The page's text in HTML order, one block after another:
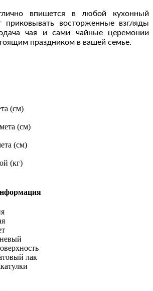
впишется в любой кухонный
приковывать восторженные взгляды
чая и сами чайные церемонии
праздником в вашей семье.
(см)
(см)
(см)
(кг)
лак